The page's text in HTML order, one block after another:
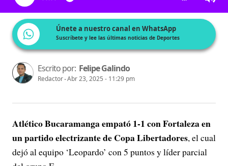
Únete a nuestro canal en WhatsApp
Suscríbete y lee las últimas noticias de Deportes
Escrito por: Felipe Galindo
Redactor Abr 23, 2025 - 11:29 pm
Atlético Bucaramanga empató 1-1 con Fortaleza en
un partido electrizante de Copa Libertadores, el cual
dejó al equipo ‘Leopardo’ con 5 puntos y líder parcial